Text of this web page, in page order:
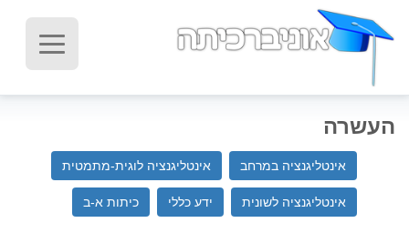
העשרה
אינטליגנציה במרחב אינטליגנציה לוגית-מתמטית
אינטליגנציה לשונית ידע כללי כיתות א-ב